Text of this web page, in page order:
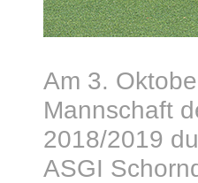
Am 3.
Mannschaft
2018/2019
ASGI